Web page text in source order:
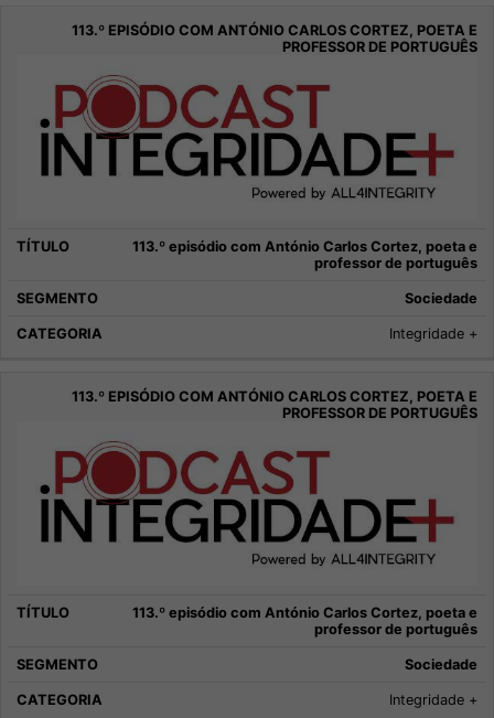
113.º episódio com António Carlos Cortez, poeta e
professor de português
Sociedade
Integridade +
113.º episódio com António Carlos Cortez, poeta e
professor de português
Sociedade
Integridade +